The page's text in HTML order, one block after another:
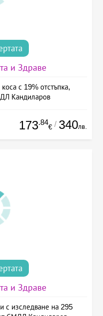
и Здраве
с 19% отстъпка,
Кандиларов
173.84
€ / 340лв.
и Здраве
с изследване на 295